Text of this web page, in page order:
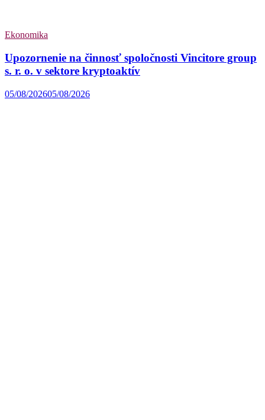
Ekonomika
Upozornenie na činnosť spoločnosti Vincitore group
s. r. o. v sektore kryptoaktív
05/08/202605/08/2026